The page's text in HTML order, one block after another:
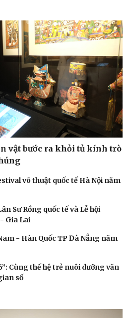
Công nghệ
Sành điệu
Tin Công nghệ
Trải nghiệm
Chuyển đổi số
vật bước ra khỏi tủ kính trò
võ thuật quốc tế Hà Nội năm
Sư Rồng quốc tế và Lễ hội
Gia Lai
- Hàn Quốc TP Đà Nẵng năm
Cùng thế hệ trẻ nuôi dưỡng văn
số